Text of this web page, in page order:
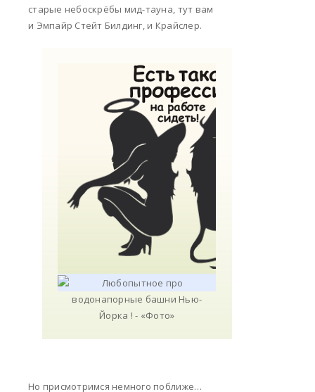
старые небоскрёбы мид-тауна, тут вам
и Эмпайр Стейт Билдинг, и Крайслер.
Но присмотримся немного поближе…